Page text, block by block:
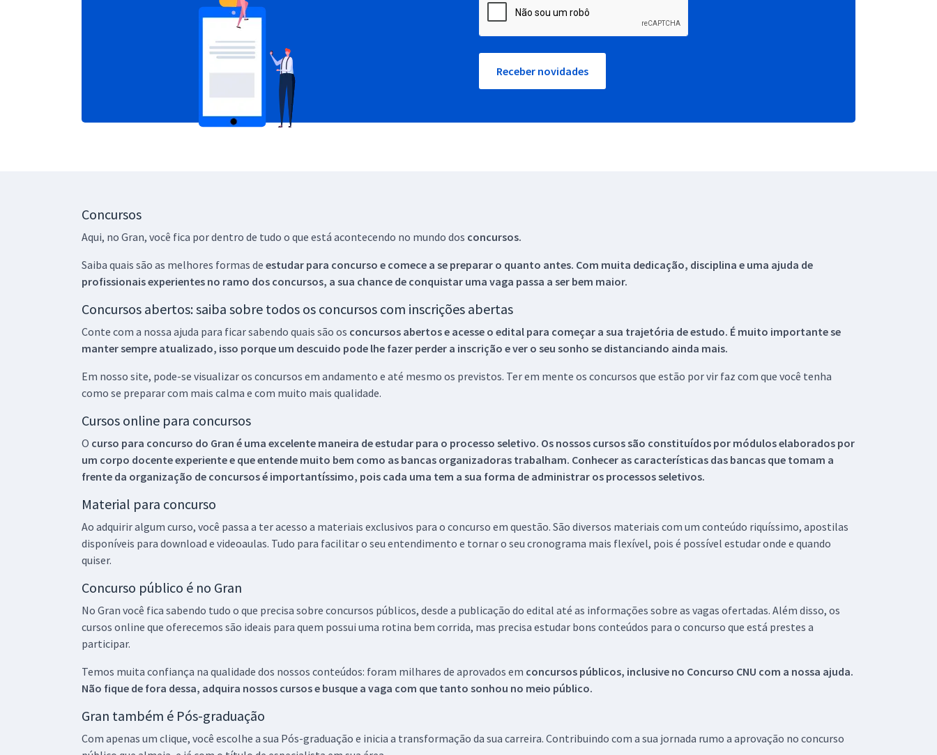
Receber novidades
Concursos
Aqui, no Gran, você fica por dentro de tudo o que está acontecendo no mundo dos concursos.
Saiba quais são as melhores formas de estudar para concurso e comece a se preparar o quanto antes. Com muita dedicação, disciplina e uma ajuda de
profissionais experientes no ramo dos concursos, a sua chance de conquistar uma vaga passa a ser bem maior.
Concursos abertos: saiba sobre todos os concursos com inscrições abertas
Conte com a nossa ajuda para ficar sabendo quais são os concursos abertos e acesse o edital para começar a sua trajetória de estudo. É muito importante se
manter sempre atualizado, isso porque um descuido pode lhe fazer perder a inscrição e ver o seu sonho se distanciando ainda mais.
Em nosso site, pode-se visualizar os concursos em andamento e até mesmo os previstos. Ter em mente os concursos que estão por vir faz com que você tenha
como se preparar com mais calma e com muito mais qualidade.
Cursos online para concursos
O curso para concurso do Gran é uma excelente maneira de estudar para o processo seletivo. Os nossos cursos são constituídos por módulos elaborados por
um corpo docente experiente e que entende muito bem como as bancas organizadoras trabalham. Conhecer as características das bancas que tomam a
frente da organização de concursos é importantíssimo, pois cada uma tem a sua forma de administrar os processos seletivos.
Material para concurso
Ao adquirir algum curso, você passa a ter acesso a materiais exclusivos para o concurso em questão. São diversos materiais com um conteúdo riquíssimo, apostilas
disponíveis para download e videoaulas. Tudo para facilitar o seu entendimento e tornar o seu cronograma mais flexível, pois é possível estudar onde e quando
quiser.
Concurso público é no Gran
No Gran você fica sabendo tudo o que precisa sobre concursos públicos, desde a publicação do edital até as informações sobre as vagas ofertadas. Além disso, os
cursos online que oferecemos são ideais para quem possui uma rotina bem corrida, mas precisa estudar bons conteúdos para o concurso que está prestes a
participar.
Temos muita confiança na qualidade dos nossos conteúdos: foram milhares de aprovados em concursos públicos, inclusive no Concurso CNU com a nossa ajuda.
Não fique de fora dessa, adquira nossos cursos e busque a vaga com que tanto sonhou no meio público.
Gran também é Pós-graduação
Com apenas um clique, você escolhe a sua Pós-graduação e inicia a transformação da sua carreira. Contribuindo com a sua jornada rumo a aprovação no concurso